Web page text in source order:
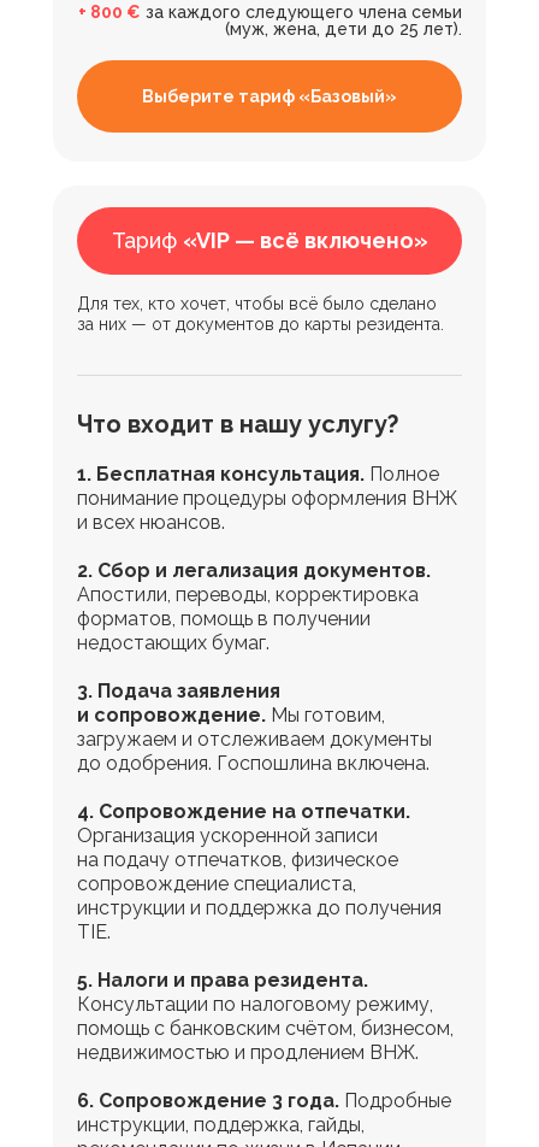
1. Бесплатная консультация. Полное
понимание процедуры оформления ВНЖ
и всех нюансов.
2. Сбор и легализация документов.
Апостили, переводы, корректировка
форматов, помощь в получении
недостающих бумаг.
3. Подача заявления
и сопровождение. Мы готовим,
загружаем и отслеживаем документы
до одобрения. Госпошлина включена.
4. Сопровождение на отпечатки.
Организация ускоренной записи
на подачу отпечатков, физическое
сопровождение специалиста,
инструкции и поддержка до получения
TIE.
5. Налоги и права резидента.
Консультации по налоговому режиму,
помощь с банковским счётом, бизнесом,
недвижимостью и продлением ВНЖ.
6. Сопровождение 3 года. Подробные
инструкции, поддержка, гайды,
Что входит в нашу услугу?
Для тех, кто хочет, чтобы всё было сделано
за них — от документов до карты резидента.
Тариф «VIP — всё включено»
Выберите тариф «Базовый»
+ 800 € за каждого следующего члена семьи
(муж, жена, дети до 25 лет).